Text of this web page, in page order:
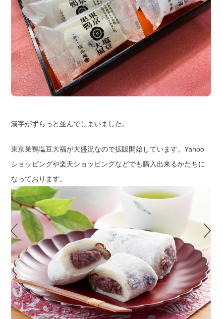
漢字がずらっと並んでしまいました。
東京巣鴨塩豆大福が大盛況なので拡販開始しています。Yahoo
ショッピングや楽天ショッピングなどでも購入出来るかたちに
なっております。